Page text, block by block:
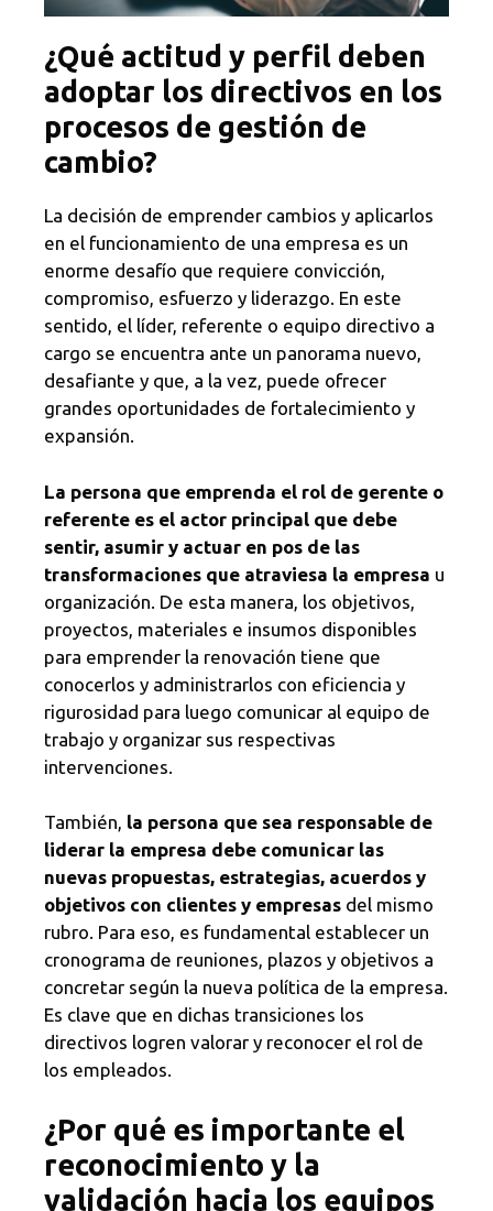
¿Qué actitud y perfil deben
adoptar los directivos en los
procesos de gestión de
cambio?
La decisión de emprender cambios y aplicarlos
en el funcionamiento de una empresa es un
enorme desafío que requiere convicción,
compromiso, esfuerzo y liderazgo. En este
sentido, el líder, referente o equipo directivo a
cargo se encuentra ante un panorama nuevo,
desafiante y que, a la vez, puede ofrecer
grandes oportunidades de fortalecimiento y
expansión.
La persona que emprenda el rol de gerente o
referente es el actor principal que debe
sentir, asumir y actuar en pos de las
transformaciones que atraviesa la empresa u
organización. De esta manera, los objetivos,
proyectos, materiales e insumos disponibles
para emprender la renovación tiene que
conocerlos y administrarlos con eficiencia y
rigurosidad para luego comunicar al equipo de
trabajo y organizar sus respectivas
intervenciones.
También, la persona que sea responsable de
liderar la empresa debe comunicar las
nuevas propuestas, estrategias, acuerdos y
objetivos con clientes y empresas del mismo
rubro. Para eso, es fundamental establecer un
cronograma de reuniones, plazos y objetivos a
concretar según la nueva política de la empresa.
Es clave que en dichas transiciones los
directivos logren valorar y reconocer el rol de
los empleados.
¿Por qué es importante el
reconocimiento y la
validación hacia los equipos